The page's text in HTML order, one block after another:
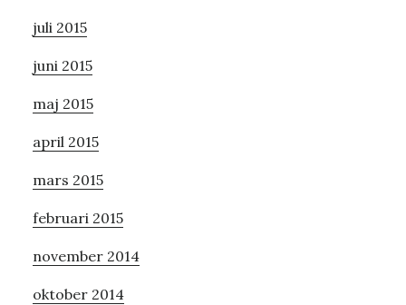
juli 2015
juni 2015
maj 2015
april 2015
mars 2015
februari 2015
november 2014
oktober 2014